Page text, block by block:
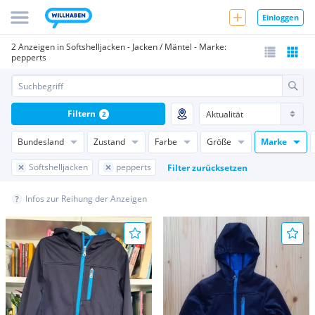
Einloggen
2 Anzeigen in Softshelljacken - Jacken / Mäntel - Marke:
pepperts
Bundesland Zustand Farbe Größe Marke
Softshelljacken pepperts Filter zurücksetzen
Filtern 2
Infos zur Reihung der Anzeigen